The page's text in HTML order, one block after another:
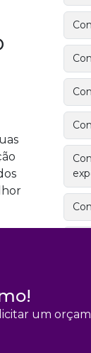
um